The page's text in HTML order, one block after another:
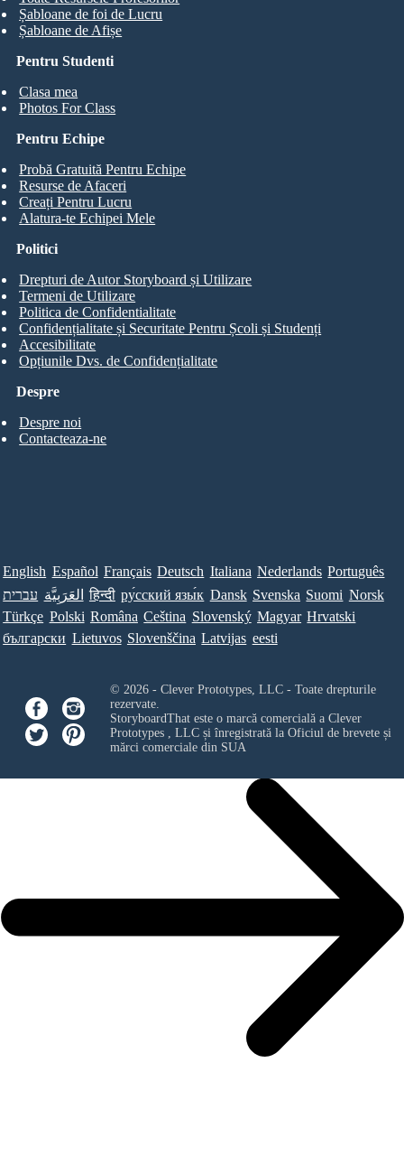
Pentru Studenti
Clasa mea
Photos For Class
Șabloane de foi de Lucru
Șabloane de Afișe
Pentru Echipe
Probă Gratuită Pentru Echipe
Resurse de Afaceri
Creați Pentru Lucru
Alatura-te Echipei Mele
Despre
Despre noi
Contacteaza-ne
Politici
Drepturi de Autor Storyboard și Utilizare
Termeni de Utilizare
Politica de Confidentialitate
Confidențialitate și Securitate Pentru Școli și Studenți
Accesibilitate
Opțiunile Dvs. de Confidențialitate
English Español Français Deutsch Italiana Nederlands Português
עברית العَرَبِيَّة हिन्दी ру́сский язы́к Dansk Svenska Suomi Norsk
Türkçe Polski Româna Ceština Slovenský Magyar Hrvatski
български Lietuvos Slovenščina Latvijas eesti
© 2026 - Clever Prototypes, LLC - Toate drepturile
rezervate.
StoryboardThat este o marcă comercială a Clever
Prototypes , LLCși înregistrată la Oficiul de brevete și
mărci comerciale din SUA